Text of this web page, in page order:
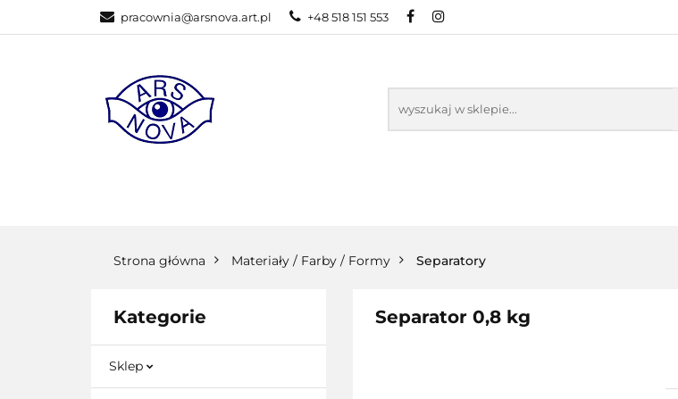
pracownia@arsnova.art.pl +48 518 151 553
SZKOLENIA ONLINE MATERIAŁY/FARBY/FORMY
Strona główna Materiały / Farby / Formy Separatory
Kategorie
Sklep
Separator 0,8 kg